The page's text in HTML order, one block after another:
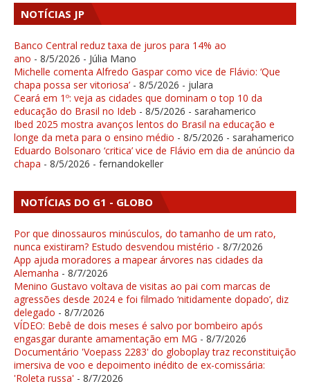
NOTÍCIAS JP
Banco Central reduz taxa de juros para 14% ao
ano - 8/5/2026 - Júlia Mano
Michelle comenta Alfredo Gaspar como vice de Flávio: ‘Que
chapa possa ser vitoriosa’ - 8/5/2026 - julara
Ceará em 1º: veja as cidades que dominam o top 10 da
educação do Brasil no Ideb - 8/5/2026 - sarahamerico
Ibed 2025 mostra avanços lentos do Brasil na educação e
longe da meta para o ensino médio - 8/5/2026 - sarahamerico
Eduardo Bolsonaro ‘critica’ vice de Flávio em dia de anúncio da
chapa - 8/5/2026 - fernandokeller
NOTÍCIAS DO G1 - GLOBO
Por que dinossauros minúsculos, do tamanho de um rato,
nunca existiram? Estudo desvendou mistério - 8/7/2026
App ajuda moradores a mapear árvores nas cidades da
Alemanha - 8/7/2026
Menino Gustavo voltava de visitas ao pai com marcas de
agressões desde 2024 e foi filmado ‘nitidamente dopado’, diz
delegado - 8/7/2026
VÍDEO: Bebê de dois meses é salvo por bombeiro após
engasgar durante amamentação em MG - 8/7/2026
Documentário 'Voepass 2283' do globoplay traz reconstituição
imersiva de voo e depoimento inédito de ex-comissária:
'Roleta russa' - 8/7/2026